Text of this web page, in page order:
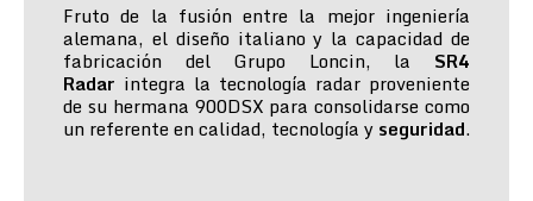
Fruto de la fusión entre la mejor ingeniería
alemana, el diseño italiano y la capacidad de
fabricación del Grupo Loncin, la SR4
Radar integra la tecnología radar proveniente
de su hermana 900DSX para consolidarse como
un referente en calidad, tecnología y seguridad.